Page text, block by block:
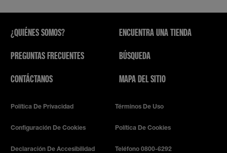
¿QUIÉNES SOMOS?
PREGUNTAS FRECUENTES
CONTÁCTANOS
ENCUENTRA UNA TIENDA
BÚSQUEDA
MAPA DEL SITIO
Política De Privacidad Términos De Uso
Configuración De Cookies Política De Cookies
Declaración De Accesibilidad Teléfono 0800-6292